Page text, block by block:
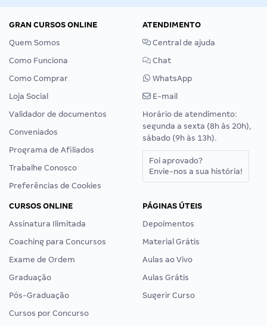
GRAN CURSOS ONLINE
Quem Somos
Como Funciona
Como Comprar
Loja Social
Validador de documentos
Conveniados
Programa de Afiliados
Trabalhe Conosco
Preferências de Cookies
ATENDIMENTO
Central de ajuda
Chat
WhatsApp
E-mail
Horário de atendimento:
segunda a sexta (8h às 20h),
sábado (9h às 13h).
Foi aprovado?
Envie-nos a sua história!
CURSOS ONLINE
Assinatura Ilimitada
Coaching para Concursos
Exame de Ordem
Graduação
Pós-Graduação
Cursos por Concurso
PÁGINAS ÚTEIS
Depoimentos
Material Grátis
Aulas ao Vivo
Aulas Grátis
Sugerir Curso